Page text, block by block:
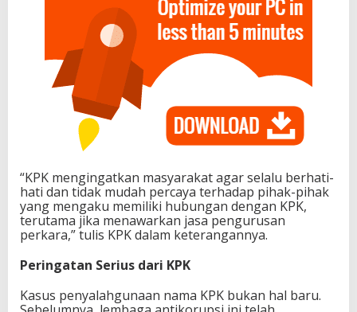
“KPK mengingatkan masyarakat agar selalu berhati-
hati dan tidak mudah percaya terhadap pihak-pihak
yang mengaku memiliki hubungan dengan KPK,
terutama jika menawarkan jasa pengurusan
perkara,” tulis KPK dalam keterangannya.
Peringatan Serius dari KPK
Kasus penyalahgunaan nama KPK bukan hal baru.